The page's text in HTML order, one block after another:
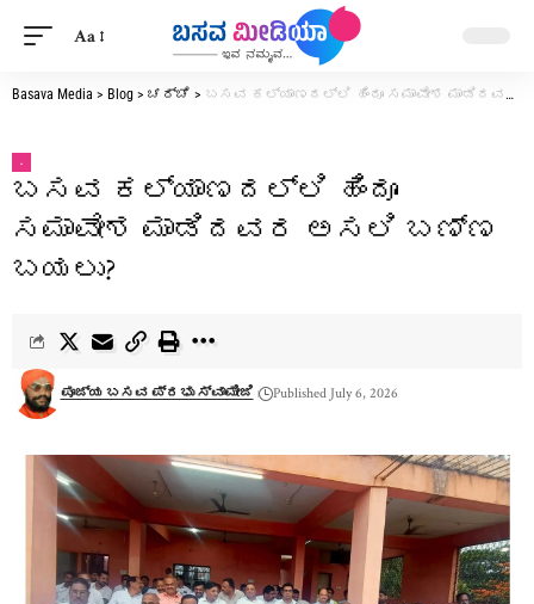
Aa
Basava Media > Blog > ಚರ್ಚೆ > ಬಸವ ಕಲ್ಯಾಣದಲ್ಲಿ ಹಿಂದೂ ಸಮಾವೇಶ ಮಾಡಿದವರ ಅಸಲಿ ಬಣ್ಣ ಬಯಲು?
.
ಬಸವ ಕಲ್ಯಾಣದಲ್ಲಿ ಹಿಂದೂ
ಸಮಾವೇಶ ಮಾಡಿದವರ ಅಸಲಿ ಬಣ್ಣ
ಬಯಲು?
ಪೂಜ್ಯ ಬಸವ ಪ್ರಭು ಸ್ವಾಮೀಜಿ Published July 6, 2026